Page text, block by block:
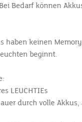
Bedarf können
haben keinen
beginnt.
LEUCHTIEs
durch volle